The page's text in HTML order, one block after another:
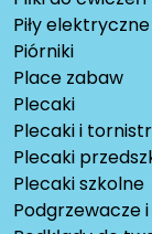
Piły elektryczne
Piórniki
Place zabaw
Plecaki
Plecaki i
Plecaki
Plecaki szkolne
Podgrzewacze